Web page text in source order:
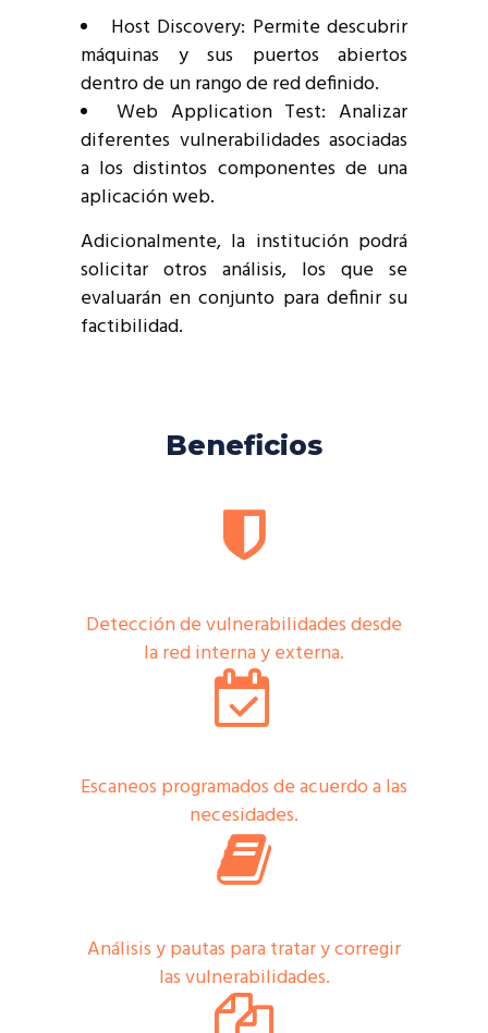
Host Discovery: Permite descubrir
máquinas y sus puertos abiertos
dentro de un rango de red definido.
Web Application Test: Analizar
diferentes vulnerabilidades asociadas
a los distintos componentes de una
aplicación web.
Adicionalmente, la institución podrá
solicitar otros análisis, los que se
evaluarán en conjunto para definir su
factibilidad.
Beneficios
Detección de vulnerabilidades desde
la red interna y externa.
Escaneos programados de acuerdo a las
necesidades.
Análisis y pautas para tratar y corregir
las vulnerabilidades.